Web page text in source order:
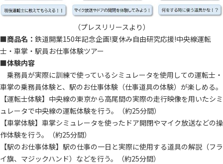
（プレスリリースより）
■商品名： 鉄道開業150年記念企画!夏休み自由研究応援!中央線運転
士・車掌・駅員お仕事体験ツアー
■体験内容
乗務員が実際に訓練で使っているシミュレータを使用しての運転士・
車掌の乗務員体験と、駅のお仕事体験（仕事道具の体験）が楽しめる。
【運転士体験】中央線の東京から高尾間の実際の走行映像を用いたシミ
ュレータで中央線の運転体験を行う。（約25分間）
【車掌体験】車掌シミュレータを使ったドア開閉やマイク放送などの操
作体験を行う。（約25分間）
【駅のお仕事体験】駅の仕事の一日と実際に使用する道具の解説（フラ
イ旗、マジックハンド）などを行う。（約25分間）